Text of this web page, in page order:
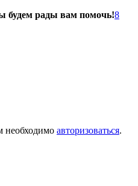
будем рады вам помочь!8
необходимо авторизоваться.